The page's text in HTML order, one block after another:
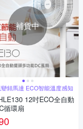
補貨中
頻馬達 ECO智能溫度感知
12吋ECO全自動
循環扇